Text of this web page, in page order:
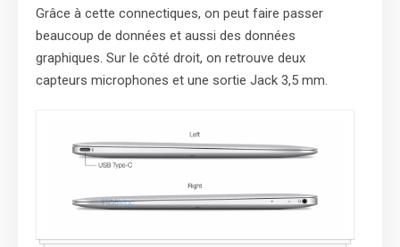
Grâce à cette connectiques, on peut faire passer
beaucoup de données et aussi des données
graphiques. Sur le côté droit, on retrouve deux
capteurs microphones et une sortie Jack 3,5 mm.